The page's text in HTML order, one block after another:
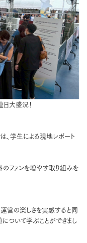
日大盛況！
、学生による現地レポート
ファンを増やす取り組みを
営の楽しさを実感すると同
について学ぶことができまし